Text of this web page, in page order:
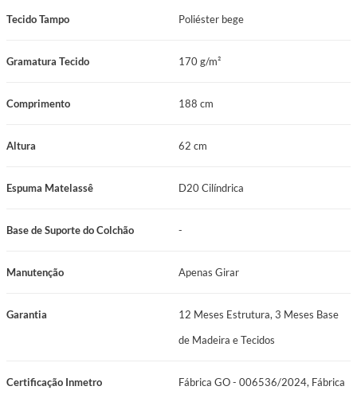
Tecido Tampo Poliéster bege
Gramatura Tecido 170 g/m²
Comprimento 188 cm
Altura 62 cm
Espuma Matelassê D20 Cilíndrica
Base de Suporte do Colchão -
Manutenção Apenas Girar
Garantia
12 Meses Estrutura, 3 Meses Base
de Madeira e Tecidos
Certificação Inmetro Fábrica GO - 006536/2024, Fábrica